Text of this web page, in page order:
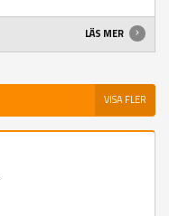
LÄS MER
VISA FLER